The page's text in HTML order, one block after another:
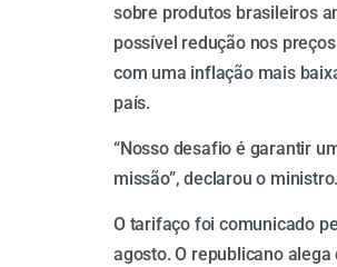
sobre produtos brasileiros
possível redução nos
com uma inflação mais
país.
“Nosso desafio é garantir
missão”, declarou o ministro.
O tarifaço foi comunicado
agosto. O republicano